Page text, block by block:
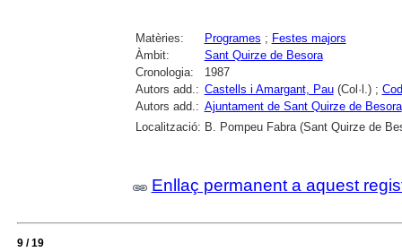
Matèries: Programes ; Festes majors
Àmbit:
Sant Quirze de Besora
Cronologia:
1987
Autors add.: Castells i Amargant, Pau(Col·l.) ;
Autors add.: Ajuntament de Sant Quirze de Besora
Localització: B. Pompeu Fabra (Sant Quirze de
Enllaç permanent a aquest
9 / 19